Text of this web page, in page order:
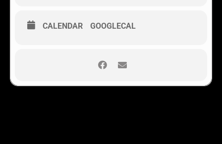
CALENDAR GOOGLECAL